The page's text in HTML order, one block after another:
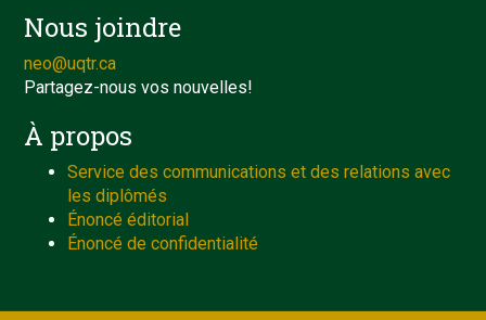
Nous joindre
neo@uqtr.ca
Partagez-nous vos nouvelles!
À propos
Service des communications et des relations avec
les diplômés
Énoncé éditorial
Énoncé de confidentialité